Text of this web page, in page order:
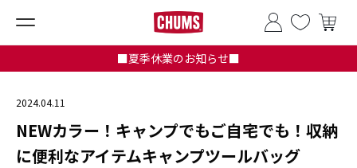
■夏季休業のお知らせ■
2024.04.11
NEWカラー！キャンプでもご自宅でも！収納
に便利なアイテムキャンプツールバッグ